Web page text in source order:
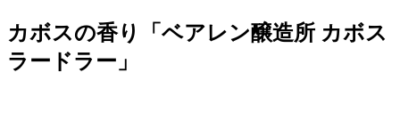
カボスの香り「ベアレン醸造所 カボス
ラードラー」